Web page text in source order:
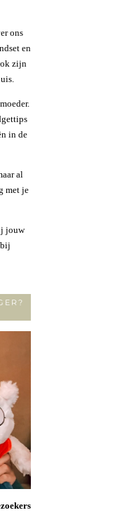
ons
en
zijn
in de
al
met je
jouw